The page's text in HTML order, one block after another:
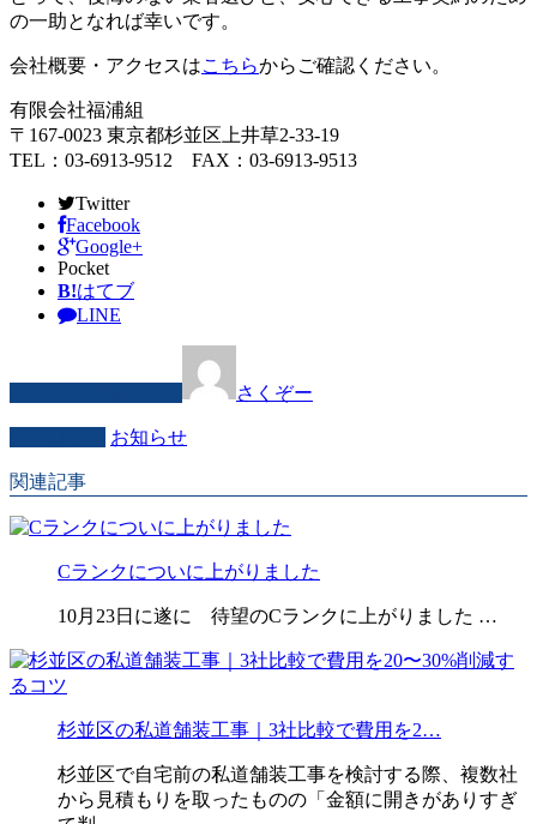
の一助となれば幸いです。
会社概要・アクセスはこちらからご確認ください。
有限会社福浦組
〒167-0023 東京都杉並区上井草2-33-19
TEL：03-6913-9512 FAX：03-6913-9513
Twitter
Facebook
Google+
Pocket
B!はてブ
LINE
さくぞー
お知らせ
関連記事
Cランクについに上がりました
10月23日に遂に 待望のCランクに上がりました …
杉並区の私道舗装工事｜3社比較で費用を2…
杉並区で自宅前の私道舗装工事を検討する際、複数社
から見積もりを取ったものの「金額に開きがありすぎ